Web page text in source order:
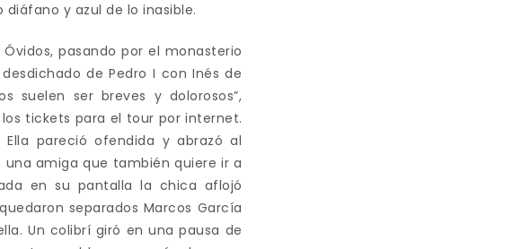
y azul de lo inasible.
pasando por el monasterio
de Pedro I con Inés de
suelen ser breves y dolorosos”,
tickets para el tour por internet.
Ella pareció ofendida y abrazó al
una amiga que también quiere ir a
en su pantalla la chica aflojó
separados Marcos García
Un colibrí giró en una pausa de